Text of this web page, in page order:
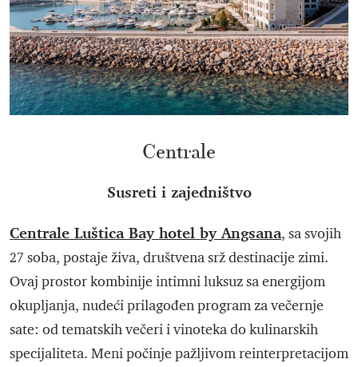
Centrale
Susreti i zajedništvo
Centrale Luštica Bay hotel by Angsana, sa svojih
27 soba, postaje živa, društvena srž destinacije zimi.
Ovaj prostor kombinije intimni luksuz sa energijom
okupljanja, nudeći prilagođen program za večernje
sate: od tematskih večeri i vinoteka do kulinarskih
specijaliteta. Meni počinje pažljivom reinterpretacijom